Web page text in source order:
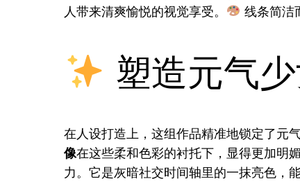
人带来清爽愉悦的视觉享受。
线条简洁
塑造元气
在人设打造上，这组作品精准地锁定了元
像在这些柔和色彩的衬托下，显得更加明
力。它是灰暗社交时间轴里的一抹亮色，